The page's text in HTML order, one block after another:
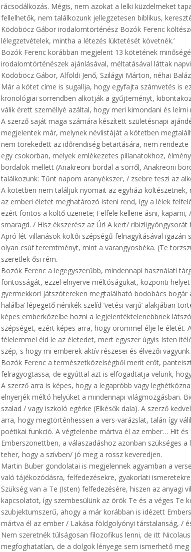
rácsodálkozás. Mégis, nem azokat a lelki küzdelmeket
fellelhetők, nem találkozunk jellegzetesen biblikus,
Ködöböcz Gábor irodalomtörténész Bozók Ferenc
lélegzetvételek, mintha a létezés lüktetését követnék.’
Bozók Ferenc korábban megjelent 13 kötetének
irodalomtörténészek ajánlásával, méltatásával láttak
Ködöböcz Gábor, Alföldi Jenő, Szilágyi Márton, néhai
Már a kötet címe is sugallja, hogy egyfajta számvetés is
kronológiai sorrendben alkotják a gyűjteményt,
válik érett személlyé azáltal, hogy meri kimondani és
A szerző saját maga számára készített születésnapi
megjelentek már, melynek névlistáját a kötetben
nem törekedett az időrendiség betartására, nem
egy csokorban, melyek emlékezetes pillanatokhoz,
bordalok mellett (Anakreoni bordal a sörről, Anakreoni
találkozunk: Tűnt napom aranyékszer, / zsebre teszi az
A kötetben nem találjuk nyomait az egyházi
az emberi életet meghatározó isteni rend, így a lélek
ezért fontos a költő üzenete; Felfele kellene ásni,
smaragd. / Hisz ékszerész az Úr! A kert/
Apró lét-villanások költői szépségű felnagyításával
olyan csúf teremtményt, mint a varangyosbéka. (Te
szeretlek ősi rém.
Bozók Ferenc a legegyszerűbb, mindennapi használati
fontosságát, ezzel elnyerve méltóságukat, központi
gyermekkori játszótereken megtalálható bodobács
halálba’ lépegető nénikék szelíd ’vetési varjú’ alakjában
képes emberközelbe hozni a legjelentéktelenebbnek
szépséget, ezért képes arra, hogy örömmel élje le életét.
félelemmel éld le az életedet, mert egyszer úgyis Isten
szép, s hogy mi emberek aktív részesei és élvezői
Bozók Ferenc a természetközelségből merít erőt,
felragyogtassa, de egyúttal azt is elfogadtatja velünk,
A szerző arra is képes, hogy a legapróbb vagy
elnyerjék méltó helyüket a mindennapi világmozgásban.
szalad / vagy iszkoló egérke (Elkésők dala). A szerző
arra, hogy megtörténhessen a vers-varázslat, talán így
poétikai funkció. A végtelenbe mártva él az ember… Hit
Emberszonettben, a válaszadáshoz azonban szükséges
teher, hogy a szívben/ jó meg a rossz keveredjen.
Martin Buber gondolatai is megjelennek agyamban a
való tájékozódásra, felfedezésekre, gyakorlati
Szükség van a Te (Isten) felfedezésére, hiszen az
kapcsolatot, így szembesülünk az örök Te és a véges Te
szubjektumszerű, ahogy a már korábban is idézett
mártva él az ember / Lakása földgolyónyi társtalanság, /
Nem szeretnék túlságosan filozofikus lenni, de itt
megfoghatatlan, de a dolgok lényege sem ismerhető